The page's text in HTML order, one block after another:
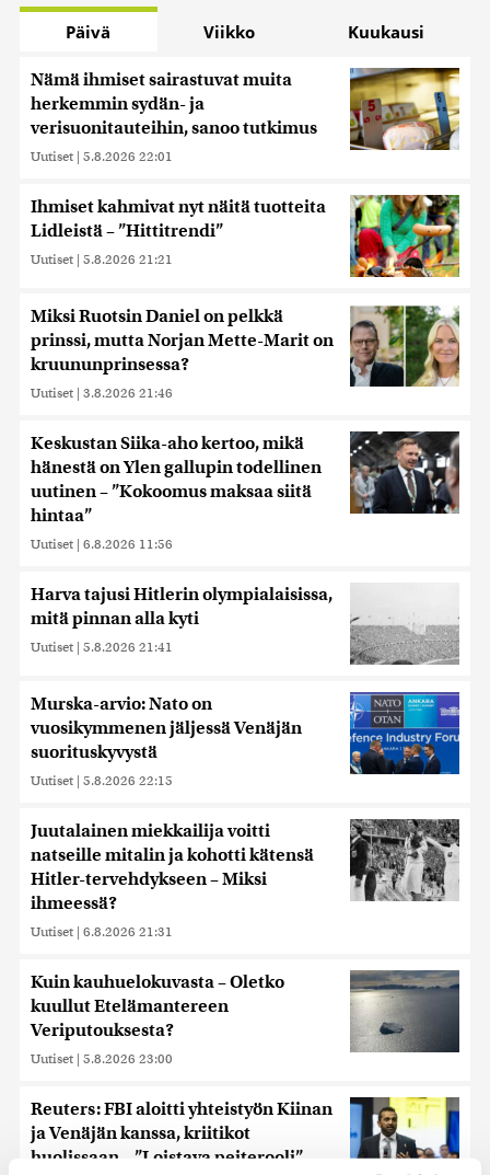
Päivä Viikko Kuukausi
Nämä ihmiset sairastuvat muita
herkemmin sydän- ja
verisuonitauteihin, sanoo tutkimus
Uutiset | 5.8.2026 22:01
Ihmiset kahmivat nyt näitä tuotteita
Lidleistä – ”Hittitrendi”
Uutiset | 5.8.2026 21:21
Miksi Ruotsin Daniel on pelkkä
prinssi, mutta Norjan Mette-Marit on
kruununprinsessa?
Uutiset | 3.8.2026 21:46
Keskustan Siika-aho kertoo, mikä
hänestä on Ylen gallupin todellinen
uutinen – ”Kokoomus maksaa siitä
hintaa”
Uutiset | 6.8.2026 11:56
Harva tajusi Hitlerin olympialaisissa,
mitä pinnan alla kyti
Uutiset | 5.8.2026 21:41
Murska-arvio: Nato on
vuosikymmenen jäljessä Venäjän
suorituskyvystä
Uutiset | 5.8.2026 22:15
Juutalainen miekkailija voitti
natseille mitalin ja kohotti kätensä
Hitler-tervehdykseen – Miksi
ihmeessä?
Uutiset | 6.8.2026 21:31
Kuin kauhuelokuvasta – Oletko
kuullut Etelämantereen
Veriputouksesta?
Uutiset | 5.8.2026 23:00
Reuters: FBI aloitti yhteistyön Kiinan
ja Venäjän kanssa, kriitikot
huolissaan – ”Loistava peiterooli”